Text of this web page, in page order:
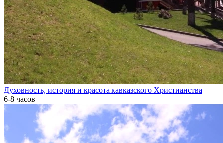
Духовность, история и красота кавказского Христианства
6-8 часов